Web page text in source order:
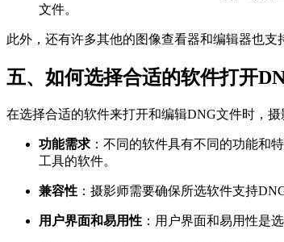
文件。
此外，还有许多其他的图像查看器和编辑器也
五、如何选择合适的软件打开
在选择合适的软件来打开和编辑DNG文件时，摄
功能需求 ：不同的软件具有不同的功能和
工具的软件。
兼容性 ：摄影师需要确保所选软件支持
用户界面和易用性 ：用户界面和易用性是